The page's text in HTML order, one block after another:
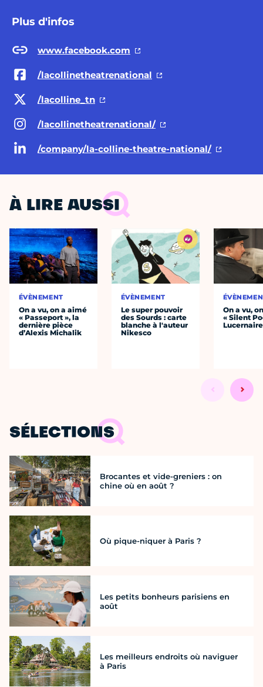
Plus d'infos
www.facebook.com
/lacollinetheatrenational
/lacolline_tn
/lacollinetheatrenational/
/company/la-colline-theatre-national/
À LIRE AUSSI
ÉVÈNEMENT
On a vu, on a aimé
« Passeport », la
dernière pièce
d’Alexis Michalik
ÉVÈNEMENT
Le super pouvoir
des Sourds : carte
blanche à l'auteur
Nikesco
On a vu,
« Silent
Lucernaire
SÉLECTIONS
Brocantes et vide-greniers : on
chine où en août ?
Où pique-niquer à Paris ?
Les petits bonheurs parisiens en
août
Les meilleurs endroits où naviguer
à Paris